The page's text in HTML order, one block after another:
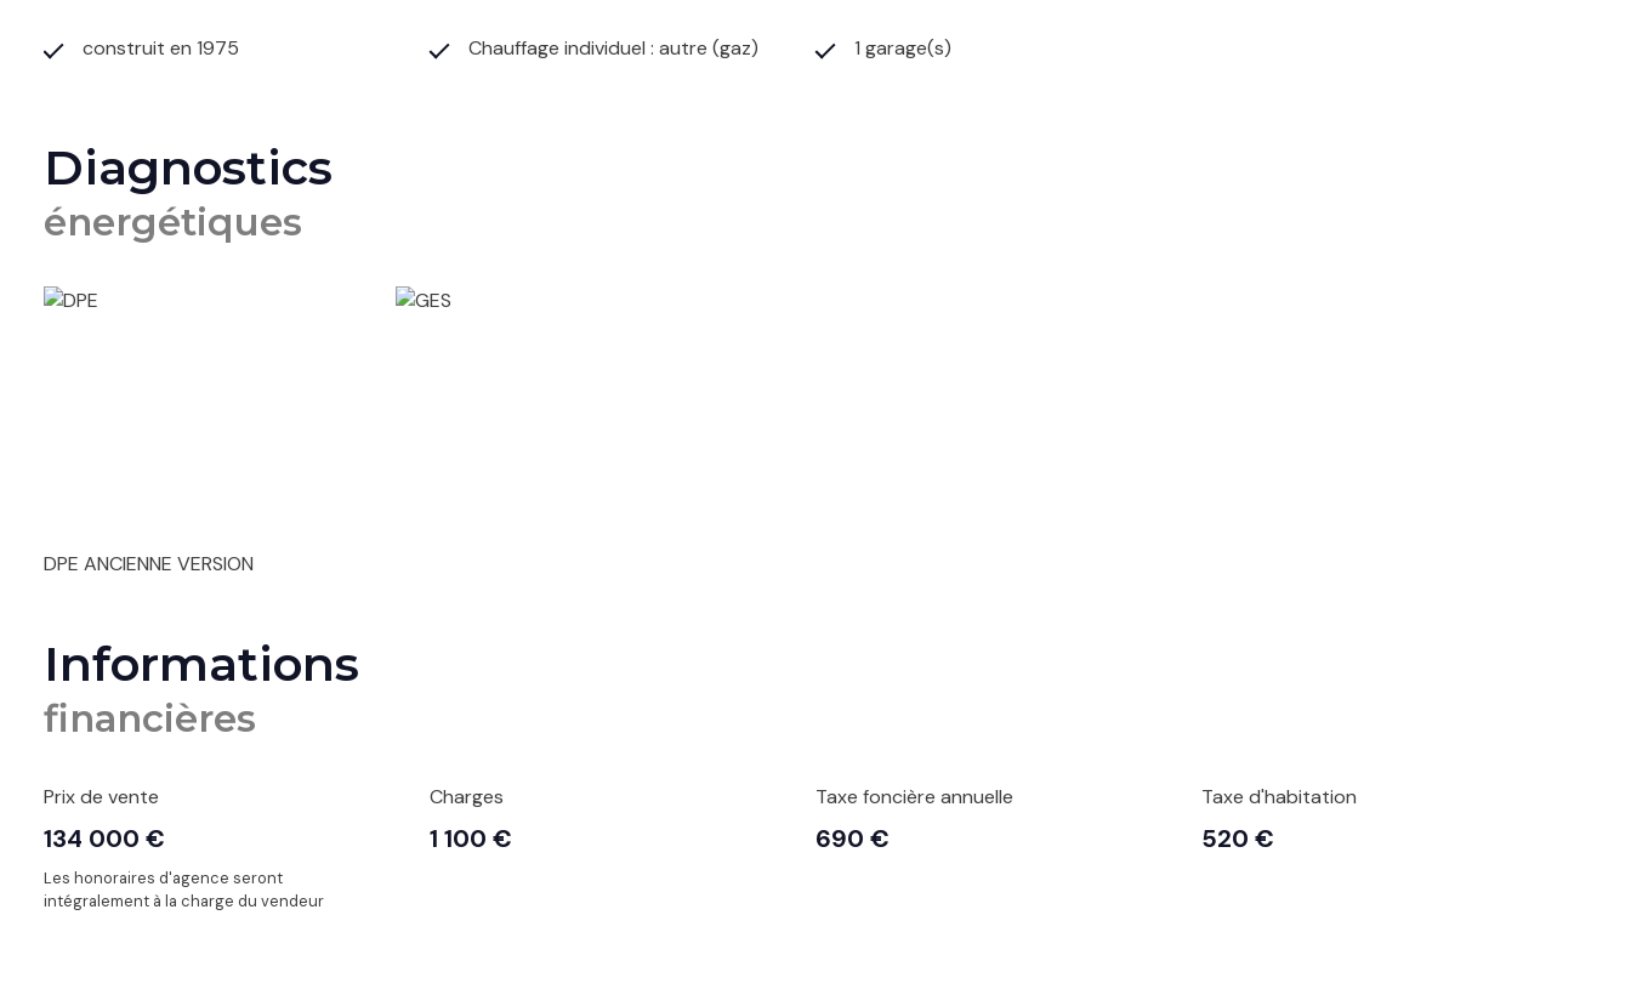
construit en 1975 Chauffage individuel : autre (gaz) 1 garage(s)
Diagnostics
énergétiques
DPE ANCIENNE VERSION
Informations
financières
Prix de vente
134 000 €
Les honoraires d'agence seront
intégralement à la charge du vendeur
Charges
1 100 €
Taxe foncière annuelle
690 €
Taxe d'habitation
520 €